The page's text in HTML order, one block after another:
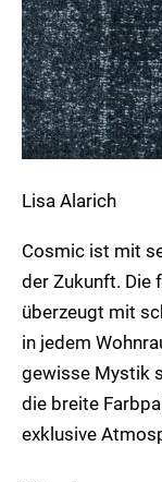
Lisa Alarich
Cosmic ist mit
der Zukunft. Die
überzeugt mit
in jedem
gewisse Mystik
die breite
exklusive